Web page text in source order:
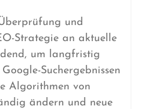
und
Strategie an aktuelle
um langfristig
Suchergebnissen
Algorithmen von
ändern und neue